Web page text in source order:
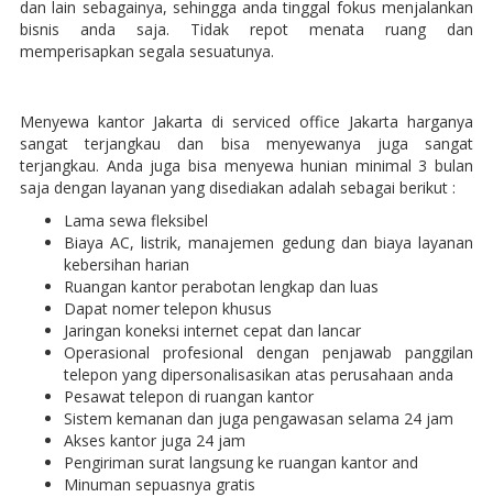
dan lain sebagainya, sehingga anda tinggal fokus menjalankan
bisnis anda saja. Tidak repot menata ruang dan
memperisapkan segala sesuatunya.
Menyewa kantor Jakarta di serviced office Jakarta harganya
sangat terjangkau dan bisa menyewanya juga sangat
terjangkau. Anda juga bisa menyewa hunian minimal 3 bulan
saja dengan layanan yang disediakan adalah sebagai berikut :
Lama sewa fleksibel
Biaya AC, listrik, manajemen gedung dan biaya layanan
kebersihan harian
Ruangan kantor perabotan lengkap dan luas
Dapat nomer telepon khusus
Jaringan koneksi internet cepat dan lancar
Operasional profesional dengan penjawab panggilan
telepon yang dipersonalisasikan atas perusahaan anda
Pesawat telepon di ruangan kantor
Sistem kemanan dan juga pengawasan selama 24 jam
Akses kantor juga 24 jam
Pengiriman surat langsung ke ruangan kantor and
Minuman sepuasnya gratis